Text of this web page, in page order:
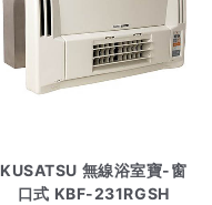
KUSATSU 無線浴室寶-窗
口式 KBF-231RGSH